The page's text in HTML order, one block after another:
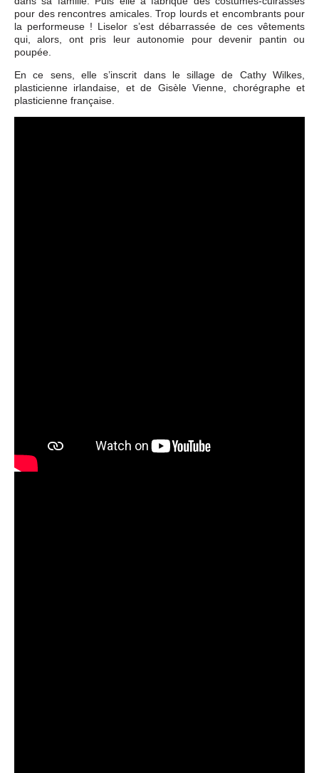
pour des rencontres amicales. Trop lourds et encombrants pour
la performeuse ! Liselor s’est débarrassée de ces vêtements
qui, alors, ont pris leur autonomie pour devenir pantin ou
poupée.
En ce sens, elle s’inscrit dans le sillage de Cathy Wilkes,
plasticienne irlandaise, et de Gisèle Vienne, chorégraphe et
plasticienne française.